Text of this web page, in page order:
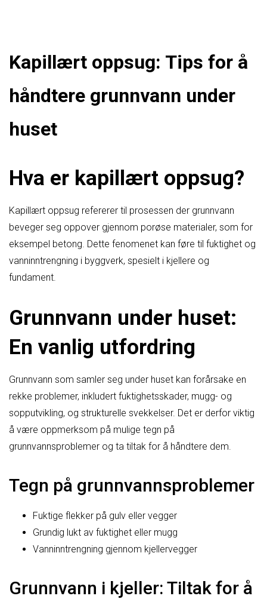
Kapillært oppsug: Tips for å
håndtere grunnvann under
huset
Hva er kapillært oppsug?
Kapillært oppsug refererer til prosessen der grunnvann
beveger seg oppover gjennom porøse materialer, som for
eksempel betong. Dette fenomenet kan føre til fuktighet og
vanninntrengning i byggverk, spesielt i kjellere og
fundament.
Grunnvann under huset:
En vanlig utfordring
Grunnvann som samler seg under huset kan forårsake en
rekke problemer, inkludert fuktighetsskader, mugg- og
sopputvikling, og strukturelle svekkelser. Det er derfor viktig
å være oppmerksom på mulige tegn på
grunnvannsproblemer og ta tiltak for å håndtere dem.
Tegn på grunnvannsproblemer
Fuktige flekker på gulv eller vegger
Grundig lukt av fuktighet eller mugg
Vanninntrengning gjennom kjellervegger
Grunnvann i kjeller: Tiltak for å